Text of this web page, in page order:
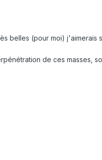
belles (pour moi) j'aimerais
de ces masses,